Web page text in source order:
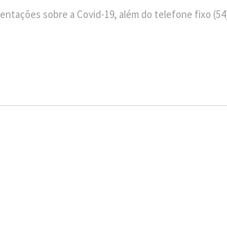
sobre a Covid-19, além do telefone fixo